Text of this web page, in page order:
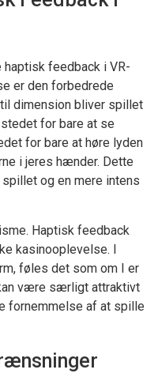
haptisk feedback i VR-
er den forbedrede
dimension bliver spillet
for bare at se
for bare at høre lyden
i jeres hænder. Dette
og en mere intens
Haptisk feedback
kasinooplevelse. I
føles det som om I er
være særligt attraktivt
fornemmelse af at spille